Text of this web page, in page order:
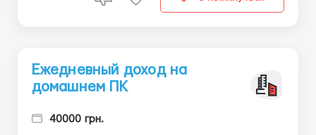
Ежедневный доход на
домашнем ПК
40000 грн.